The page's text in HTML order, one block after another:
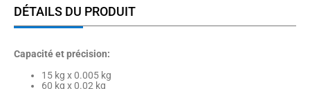
DÉTAILS DU PRODUIT
Capacité et précision:
15 kg x 0.005 kg
60 kg x 0.02 kg